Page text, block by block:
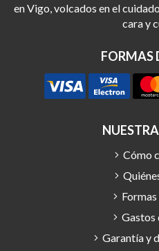
en Vigo, volcados en el
cara y
FORMAS
Cómo
Gastos
Garantía y